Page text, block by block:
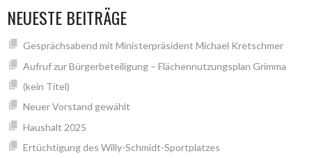
NEUESTE BEITRÄGE
Gesprächsabend mit Ministerpräsident Michael Kretschmer
Aufruf zur Bürgerbeteiligung – Flächennutzungsplan Grimma
(kein Titel)
Neuer Vorstand gewählt
Haushalt 2025
Ertüchtigung des Willy-Schmidt-Sportplatzes